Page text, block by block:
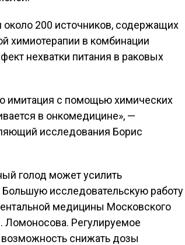
200 источников, содержащих
химиотерапии в комбинации
нехватки питания в раковых
имитация с помощью химических
в онкомедицине», —
исследования Борис
голод может усилить
Большую исследовательскую работу
медицины Московского
Ломоносова. Регулируемое
снижать дозы